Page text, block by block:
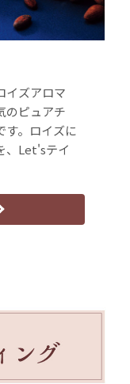
イズアロマ
のピュアチ
す。ロイズに
、Let'sテイ